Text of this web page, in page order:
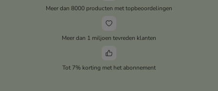
Meer dan 8000 producten met topbeoordelingen
Meer dan 1 miljoen tevreden klanten
Tot 7% korting met het abonnement